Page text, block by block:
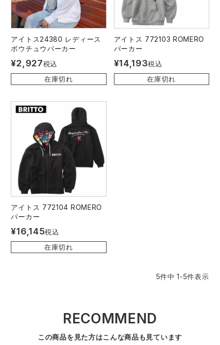
防寒
カジュアル
弘進ゴム 藤井電工
福山ゴム工業 ビッグボーン商事株式会社
アイトス24380 レディース
ボウチュウパーカー
¥2,927税込
在庫切れ
アイトス 772103 ROMERO
パーカー
¥14,193税込
在庫切れ
アイトス 772104 ROMERO
パーカー
¥16,145税込
在庫切れ
5件中 1-5件表示
RECOMMEND
この商品を見た方はこんな商品も見ています